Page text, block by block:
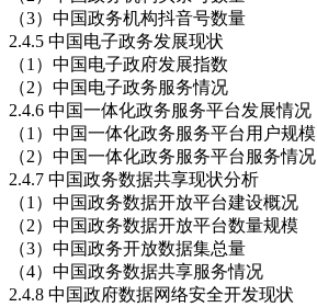
（3）中国政务机构抖音号数量
2.4.5 中国电子政务发展现状
（1）中国电子政府发展指数
（2）中国电子政务服务情况
2.4.6 中国一体化政务服务平台发展情况
（1）中国一体化政务服务平台用户规模
（2）中国一体化政务服务平台服务情况
2.4.7 中国政务数据共享现状分析
（1）中国政务数据开放平台建设概况
（2）中国政务数据开放平台数量规模
（3）中国政务开放数据集总量
（4）中国政务数据共享服务情况
2.4.8 中国政府数据网络安全开发现状